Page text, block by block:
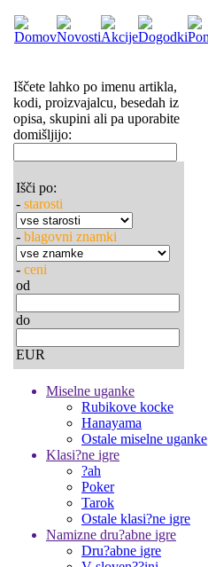
Iščete lahko po imenu artikla,
kodi, proizvajalcu, besedah iz
opisa, skupini ali pa uporabite
domišljijo:
Išči po:
- starosti
- blagovni znamki
- ceni
od
do
EUR
Miselne uganke
Rubikove kocke
Hanayama
Ostale miselne uganke
Klasi?ne igre
?ah
Poker
Tarok
Ostale klasi?ne igre
Namizne dru?abne igre
Dru?abne igre